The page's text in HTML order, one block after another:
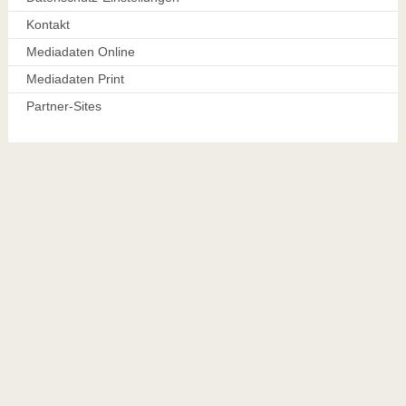
Kontakt
Mediadaten Online
Mediadaten Print
Partner-Sites